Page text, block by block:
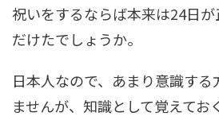
祝いをするならば本来は24日
だけたでしょうか。
日本人なので、あまり意識す
ませんが、知識として覚えてお